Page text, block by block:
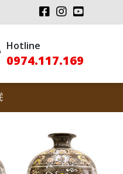
Hotline
0974.117.169